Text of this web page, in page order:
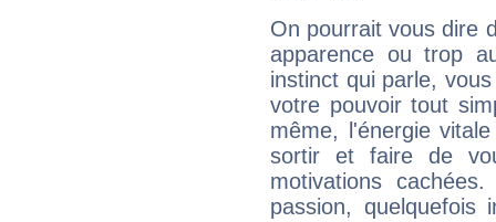
On pourrait vous dire
apparence ou trop
instinct qui parle,
votre pouvoir tout
même, l'énergie
sortir et faire de
motivations
passion, quelquefois